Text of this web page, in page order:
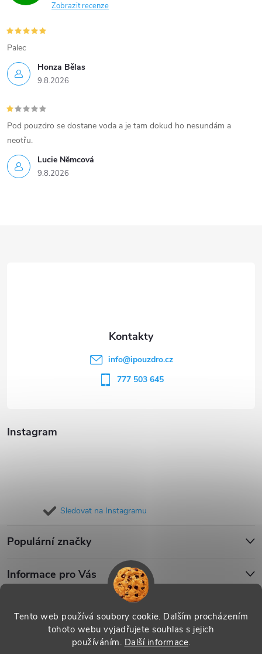
Tento web používá soubory cookie. Dalším procházením
tohoto webu vyjadřujete souhlas s jejich
používáním. Další informace.
Zobrazit recenze
Honza Bělas
9.8.2026
Palec
Lucie Nĕmcová
9.8.2026
Pod pouzdro se dostane voda a je tam dokud ho nesundám a
neotřu.
Instagram
Sledovat na Instagramu
Populární značky
Informace pro Vás
info@ipouzdro.cz
777 503 645
Copyright 2026 . Všechna práva vyhrazena.